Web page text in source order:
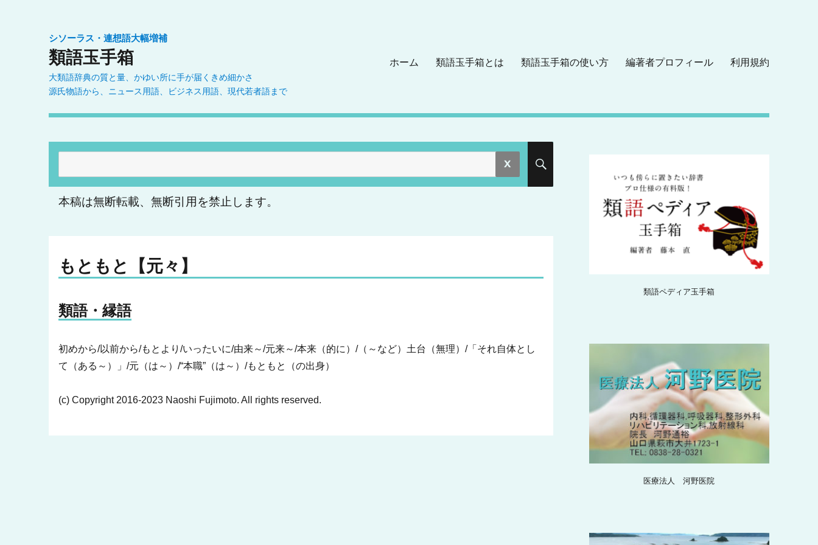
シソーラス・連想語大幅増補
類語玉手箱
大類語辞典の質と量、かゆい所に手が届くきめ細かさ
源氏物語から、ニュース用語、ビジネス用語、現代若者語まで
ホーム 類語玉手箱とは 類語玉手箱の使い方 編著者プロフィール 利用規約
索:
本稿は無断転載、無断引用を禁止します。
もともと【元々】
類語・縁語
初めから/以前から/もとより/いったいに/由来～/元来～/本来（的に）/（～など）土台（無理）/「それ自体とし
て（ある～）」/元（は～）/“本職”（は～）/もともと（の出身）
(c) Copyright 2016-2023 Naoshi Fujimoto. All rights reserved.
類語ペディア玉手箱
医療法人 河野医院